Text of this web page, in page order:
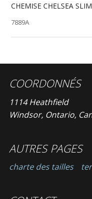
CHEMISE CHELSEA
7889A
COORDONNÉS
1114 Heathfield
Windsor, Ontario,
AUTRES PAGES
charte des tailles